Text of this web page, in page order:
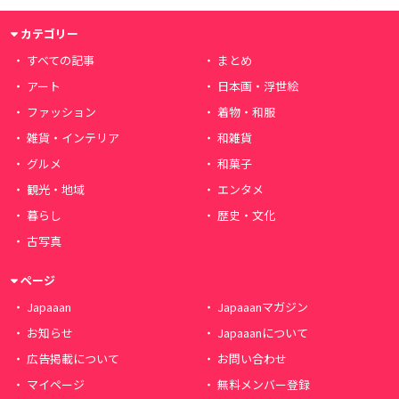
カテゴリー
すべての記事
まとめ
アート
日本画・浮世絵
ファッション
着物・和服
雑貨・インテリア
和雑貨
グルメ
和菓子
観光・地域
エンタメ
暮らし
歴史・文化
古写真
ページ
Japaaan
Japaaanマガジン
お知らせ
Japaaanについて
広告掲載について
お問い合わせ
マイページ
無料メンバー登録